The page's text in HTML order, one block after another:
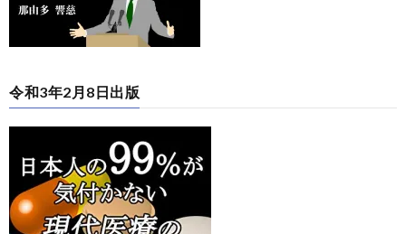
令和3年2月8日出版